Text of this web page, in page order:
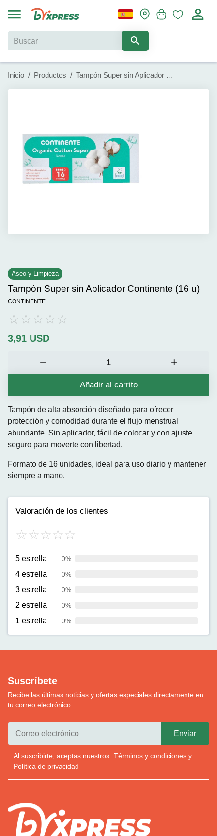
Inicio / Productos / Tampón Super sin Aplicador Continente (16 u)
Aseo y Limpieza
Tampón Super sin Aplicador Continente (16 u)
CONTINENTE
3,91 USD
Añadir al carrito
Tampón de alta absorción diseñado para ofrecer
protección y comodidad durante el flujo menstrual
abundante. Sin aplicador, fácil de colocar y con ajuste
seguro para moverte con libertad.
Formato de 16 unidades, ideal para uso diario y mantener
siempre a mano.
Valoración de los clientes
5 estrella 0%
4 estrella 0%
3 estrella 0%
2 estrella 0%
1 estrella 0%
Suscríbete
Recibe las últimas noticias y ofertas especiales directamente en
tu correo electrónico.
Al suscribirte, aceptas nuestros Términos y condiciones y
Política de privacidad